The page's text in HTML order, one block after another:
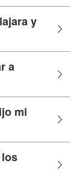
y
a
mi